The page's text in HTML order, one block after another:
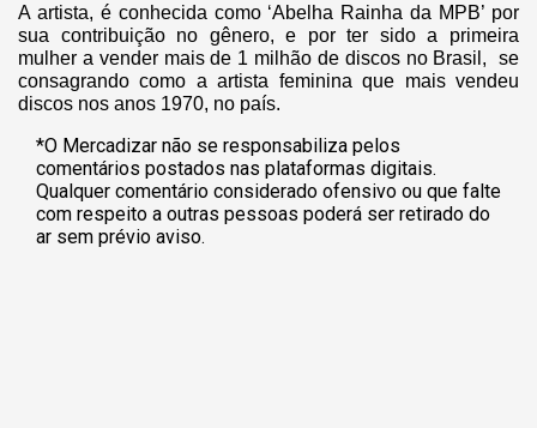
A artista, é conhecida como ‘Abelha Rainha da MPB’ por
sua contribuição no gênero, e por ter sido a primeira
mulher a vender mais de 1 milhão de discos no Brasil, se
consagrando como a artista feminina que mais vendeu
discos nos anos 1970, no país.
*O Mercadizar não se responsabiliza pelos
comentários postados nas plataformas digitais.
Qualquer comentário considerado ofensivo ou que falte
com respeito a outras pessoas poderá ser retirado do
ar sem prévio aviso.